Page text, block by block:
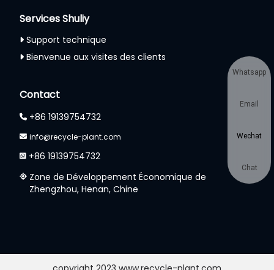
Services Shuliy
Support technique
Bienvenue aux visites des clients
Contact
+86 19139754732
info@recycle-plant.com
+86 19139754732
Zone de Développement Économique de
Zhengzhou, Henan, Chine
Whatsapp
Email
Wechat
Chat